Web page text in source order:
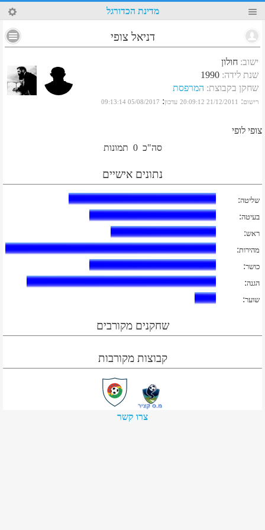
23 מדינת הכדורגל
דניאל צופי
ישוב: חולון
שנת לידה:
1990
שחקן בקבוצת: המרפסת
רישום:
21/12/2011 20:09:12 עדכון:
05/08/2017 09:13:14
צופי לופי
סה"כ 0 תמונות
נתונים אישיים
שליטה:
בעיטה:
ראש:
מהירות:
כושר:
הגנה:
שוער:
שחקנים מקורבים
קבוצות מקורבות
צרו קשר